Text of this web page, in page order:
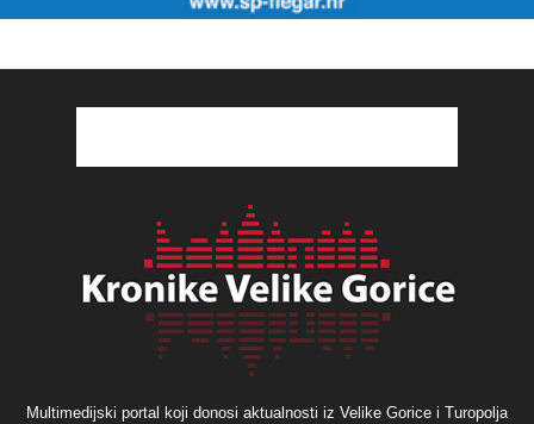
Multimedijski portal koji donosi aktualnosti iz Velike Gorice i Turopolja